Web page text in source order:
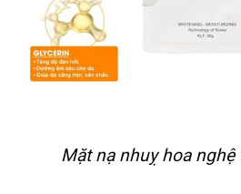
Mặt nạ nhuỵ hoa nghệ